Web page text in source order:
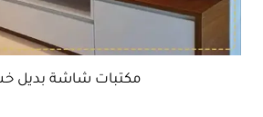
مكتبات شاشة بديل